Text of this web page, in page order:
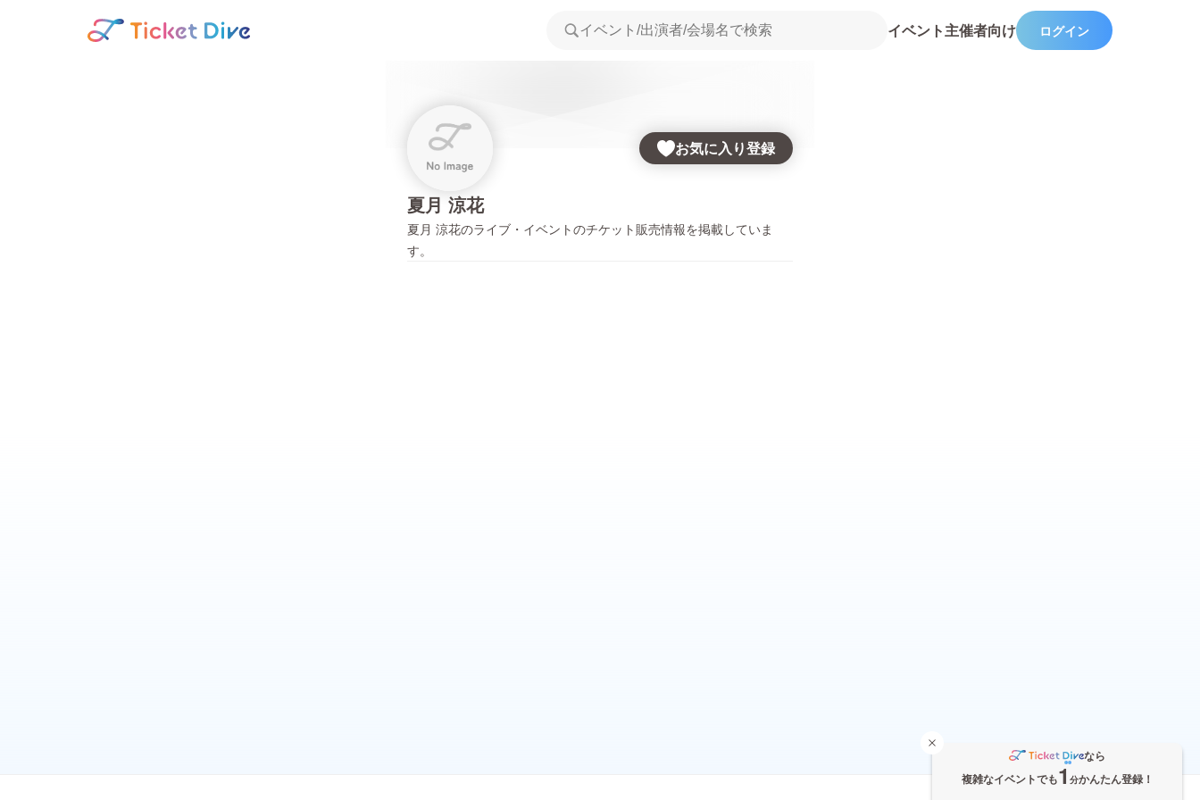
イベント主催者向け ログイン
お気に入り登録
夏月 涼花
夏月 涼花のライブ・イベントのチケット販売情報を掲載していま
す。
なら
複雑なイベントでも1 分かんたん登録！